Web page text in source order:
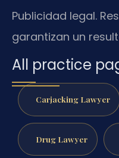
Publicidad legal.
garantizan un
All practice
Carjacking Lawyer
Drug Lawyer